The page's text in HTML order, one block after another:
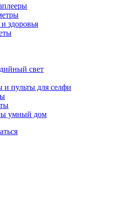
здоровья
свет
пульты для селфи
умный дом